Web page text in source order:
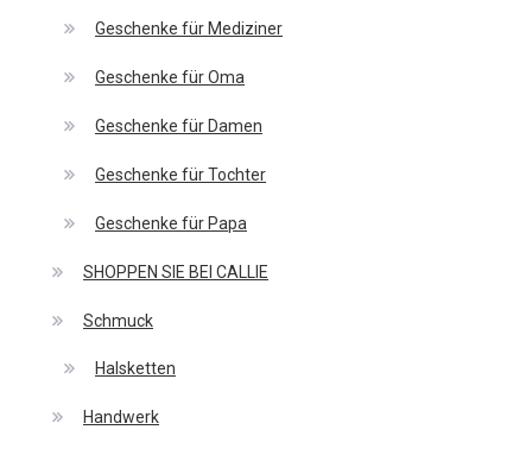
Geschenke für Mediziner
Geschenke für Oma
Geschenke für Damen
Geschenke für Tochter
Geschenke für Papa
SHOPPEN SIE BEI CALLIE
Schmuck
Halsketten
Handwerk